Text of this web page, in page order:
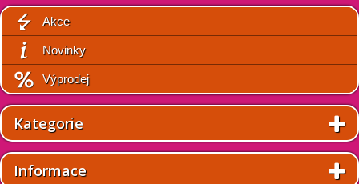
Akce
Novinky
Výprodej
Kategorie
Informace